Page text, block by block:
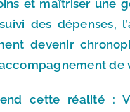
et maîtriser une
des dépenses,
devenir
de
cette réalité :